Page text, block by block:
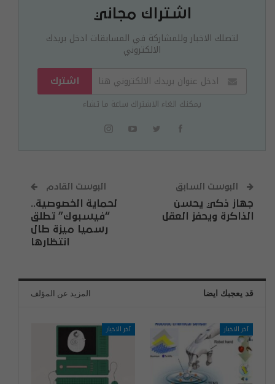
اشتراك مجاني
لتصلك الاخبار وللمشاركة في المسابقات ادخل بريدك
الالكتروني
اشترك
يمكنك الغاء الاشتراك ساعة ما تشاء
البوست السابق
جهاز ذكي يحسن
الذاكرة ويحفز العقل
البوست القادم
لحماية الخصوصية..
“فيسبوك” تطلق
رسميا ميزة طال
انتظارها
قد يعجبك ايضا المزيد عن المؤلف
آخر الاخبار آخر الاخبار